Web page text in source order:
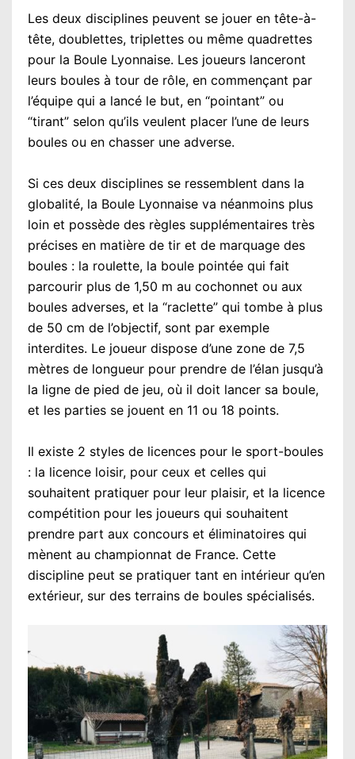
Les deux disciplines peuvent se jouer en tête-à-
tête, doublettes, triplettes ou même quadrettes
pour la Boule Lyonnaise. Les joueurs lanceront
leurs boules à tour de rôle, en commençant par
l’équipe qui a lancé le but, en “pointant” ou
“tirant” selon qu’ils veulent placer l’une de leurs
boules ou en chasser une adverse.
Si ces deux disciplines se ressemblent dans la
globalité, la Boule Lyonnaise va néanmoins plus
loin et possède des règles supplémentaires très
précises en matière de tir et de marquage des
boules : la roulette, la boule pointée qui fait
parcourir plus de 1,50 m au cochonnet ou aux
boules adverses, et la “raclette” qui tombe à plus
de 50 cm de l’objectif, sont par exemple
interdites. Le joueur dispose d’une zone de 7,5
mètres de longueur pour prendre de l’élan jusqu’à
la ligne de pied de jeu, où il doit lancer sa boule,
et les parties se jouent en 11 ou 18 points.
Il existe 2 styles de licences pour le sport-boules
: la licence loisir, pour ceux et celles qui
souhaitent pratiquer pour leur plaisir, et la licence
compétition pour les joueurs qui souhaitent
prendre part aux concours et éliminatoires qui
mènent au championnat de France. Cette
discipline peut se pratiquer tant en intérieur qu’en
extérieur, sur des terrains de boules spécialisés.